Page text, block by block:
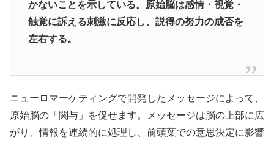
かないことを示している。原始脳は感情・視覚・
触覚に訴える刺激に反応し、 説得の努力の成否を
左右する。
ニューロマーケティングで開発したメッセージによって、
原始脳の「関与」を促せます。メッセージは脳の上部に広
がり、情報を連続的に処理し、 前頭葉での意思決定に影響